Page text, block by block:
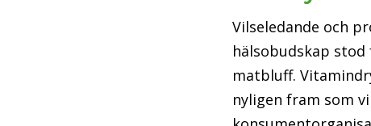
Vilseledande och
hälsobudskap
matbluff.
nyligen fram som